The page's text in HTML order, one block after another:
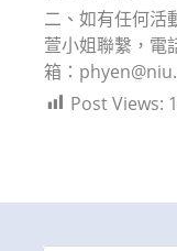
二、如有任何活
萱小姐聯繫，電
箱：
Post Views: